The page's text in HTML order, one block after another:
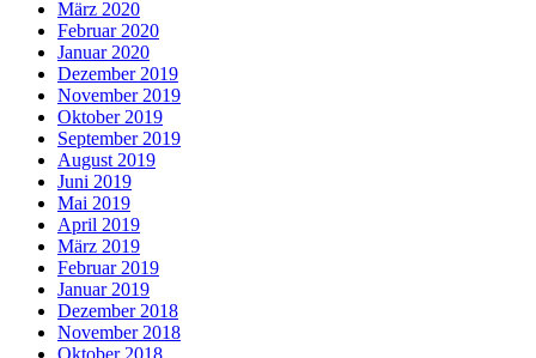
März 2020
Februar 2020
Januar 2020
Dezember 2019
November 2019
Oktober 2019
September 2019
August 2019
Juni 2019
Mai 2019
April 2019
März 2019
Februar 2019
Januar 2019
Dezember 2018
November 2018